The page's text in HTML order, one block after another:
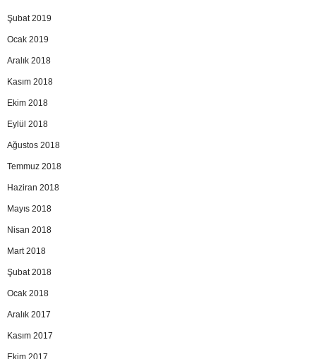
Şubat 2019
Ocak 2019
Aralık 2018
Kasım 2018
Ekim 2018
Eylül 2018
Ağustos 2018
Temmuz 2018
Haziran 2018
Mayıs 2018
Nisan 2018
Mart 2018
Şubat 2018
Ocak 2018
Aralık 2017
Kasım 2017
Ekim 2017